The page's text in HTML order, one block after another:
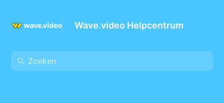
Wave.video Helpcentrum